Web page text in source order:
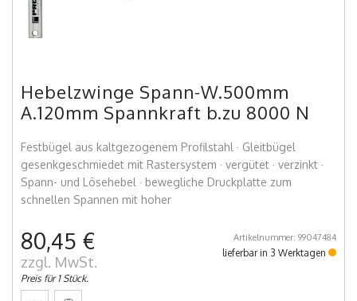
Hebelzwinge Spann-W.500mm
A.120mm Spannkraft b.zu 8000 N
Festbügel aus kaltgezogenem Profilstahl · Gleitbügel
gesenkgeschmiedet mit Rastersystem · vergütet · verzinkt ·
Spann- und Lösehebel · bewegliche Druckplatte zum
schnellen Spannen mit hoher
80,45 €
zzgl. MwSt.
Preis für 1 Stück.
Artikelnummer: 99047484
lieferbar in 3 Werktagen